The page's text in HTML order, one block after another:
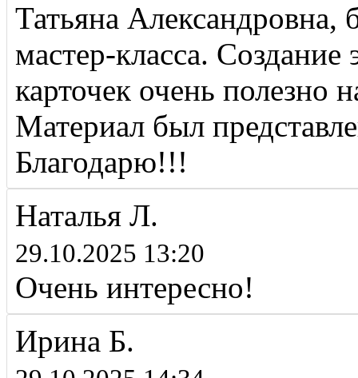
Татьяна Александровна,
мастер-класса.
карточек очень полезно
Материал был
Благодарю!!!
Наталья Л.
29.10.2025 13:20
Очень интересно!
Ирина Б.